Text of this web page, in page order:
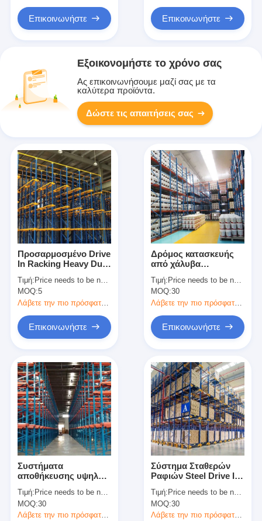
Επικοινωνήστε Επικοινωνήστε
Εξοικονομήστε το χρόνο σας
Ας επικοινωνήσουμε μαζί σας με τα
καλύτερα προϊόντα.
Δώστε τις απαιτήσεις σας
Προσαρμοσμένο Drive
In Racking Heavy Duty
Αποθηκευτικό Rack
Τιμή: Price needs to be negotiated
MOQ:5
Λάβετε την πιο πρόσφατη τιμή
Επικοινωνήστε
Δρόμος κατασκευής
από χάλυβα
σκόνη σε ράφια για
αποθήκευση σε
αποθήκες βαρέος
φορτίου
Τιμή: Price needs to be negotiated
MOQ:30
Επικοινωνήστε
Συστήματα
αποθήκευσης υψηλής
Τιμή: Price needs to be negotiated
MOQ:30
Λάβετε την πιο πρόσφατη τιμή
Σύστημα Σταθερών
Ραφιών Steel Drive In
Βαρέως Τύπου
Παλετοφόρα,
Προσαρμοσμένο
Τιμή: Price needs to be negotiated
MOQ:30
Λάβετε την πιο πρόσφατη τιμή